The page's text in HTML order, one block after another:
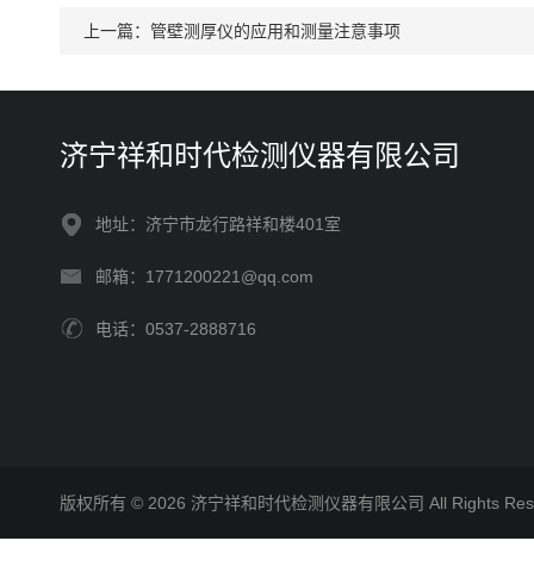
上一篇： 管壁测厚仪的应用和测量注意事项
济宁祥和时代检测仪器有限公司
地址：济宁市龙行路祥和楼401室
邮箱：1771200221@qq.com
电话：0537-2888716
版权所有 © 2026 济宁祥和时代检测仪器有限公司 All Rights